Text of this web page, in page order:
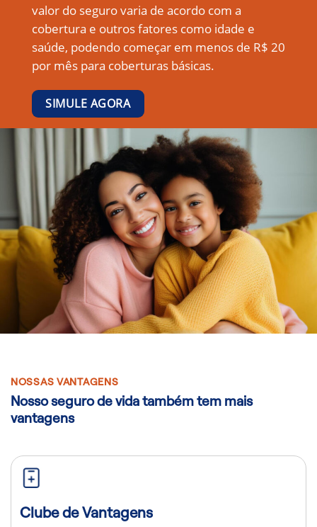
valor do seguro varia de acordo com a
cobertura e outros fatores como idade e
saúde, podendo começar em menos de R$ 20
por mês para coberturas básicas.
SIMULE AGORA
NOSSAS VANTAGENS
Nosso seguro de vida também tem mais
vantagens
Clube de Vantagens